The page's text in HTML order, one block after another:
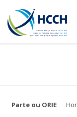
Parte ou ORIE